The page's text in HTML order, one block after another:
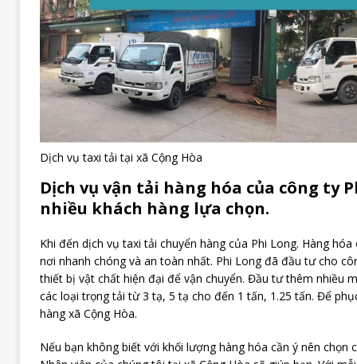
Dịch vụ taxi tải tại xã Cộng Hòa
Dịch vụ vận tải hàng hóa của công ty
nhiều khách hàng lựa chọn.
Khi đến dịch vụ taxi tải chuyển hàng của Phi Long. Hàng
nơi nhanh chóng và an toàn nhất. Phi Long đã đầu tư cho
thiết bị vật chất hiện đại để vận chuyển. Đầu tư thêm nhiều
các loại trọng tải từ 3 tạ, 5 tạ cho đến 1 tấn, 1.25 tấn. Để
hàng xã Cộng Hòa.
Nếu bạn không biết với khối lượng hàng hóa cần ý nên chọn